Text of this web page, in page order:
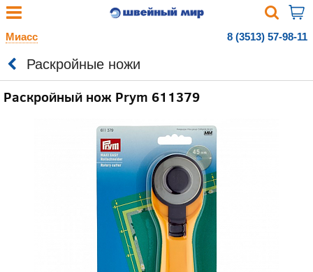
Миасс 8 (3513) 57-98-11
Раскройные ножи
Раскройный нож Prym 611379